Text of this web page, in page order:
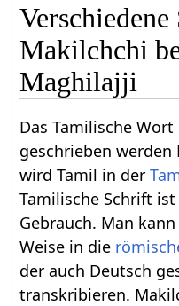
Makilchchi
Maghilajji
Das Tamilische
geschrieben
wird Tamil in der
Tamilische Schrift
Gebrauch. Man
Weise in die
der auch Deutsch
transkribieren.